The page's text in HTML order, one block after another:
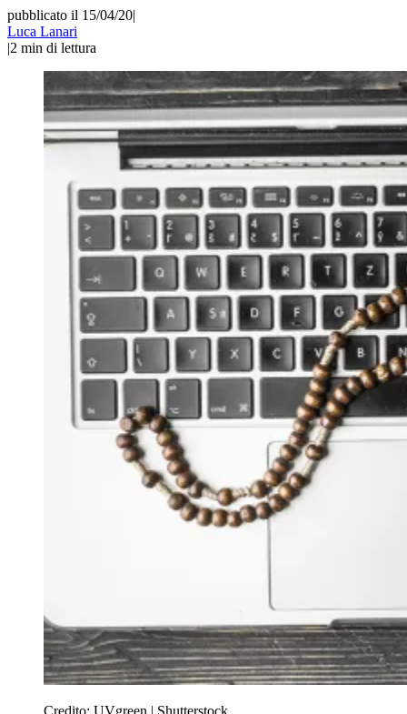
pubblicato il 15/04/20|
Luca Lanari
|2 min di lettura
Credito: UVgreen | Shutterstock